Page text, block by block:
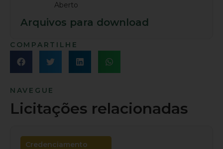
Aberto
Arquivos para download
COMPARTILHE
NAVEGUE
Licitações relacionadas
Credenciamento